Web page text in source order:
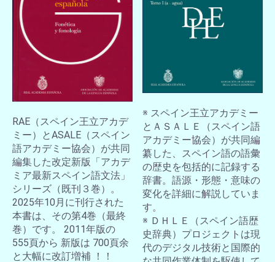
RAE（スペイン王立アカデ
ミー）とASALE（スペイン
語アカデミー協会）が共同
編集した改定新版「アカデ
ミア最新スペイン語文法」
シリーズ（既刊３巻）。
2025年10月に刊行された
本書は、その第4巻（最終
巻）です。 2011年版の
555頁から 新版は 700頁余
と大幅に改訂増補 ！！
※ スペイン王立アカデミー
とＡＳＡＬＥ（スペイン語
アカデミー協会）が共同編
纂した、スペイン語の語彙
の歴史を包括的に記録する
辞書。語源・形態・意味の
変化を詳細に解説していま
す。
※ ＤＨＬＥ（スペイン語歴
史辞典）プロジェクトは現
代のデジタル技術と国際的